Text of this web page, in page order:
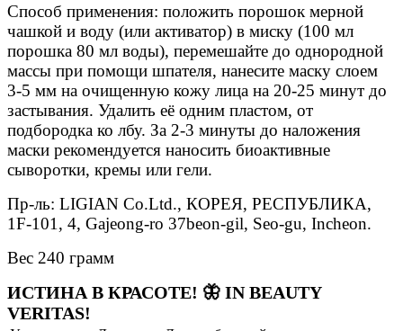
Способ применения: положить порошок мерной
чашкой и воду (или активатор) в миску (100 мл
порошка 80 мл воды), перемешайте до однородной
массы при помощи шпателя, нанесите маску слоем
3-5 мм на очищенную кожу лица на 20-25 минут до
застывания. Удалить её одним пластом, от
подбородка ко лбу. За 2-3 минуты до наложения
маски рекомендуется наносить биоактивные
сыворотки, кремы или гели.
Пр-ль: LIGIAN Co.Ltd., КОРЕЯ, РЕСПУБЛИКА,
1F-101, 4, Gajeong-ro 37beon-gil, Seo-gu, Incheon.
Вес 240 грамм
ИСТИНА В КРАСОТЕ! 🦋 IN BEAUTY
VERITAS!